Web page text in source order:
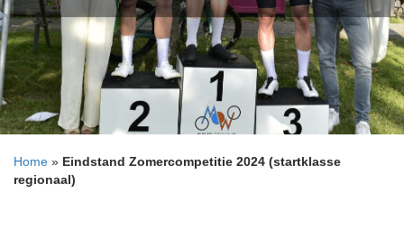
Home » Eindstand Zomercompetitie 2024 (startklasse
regionaal)